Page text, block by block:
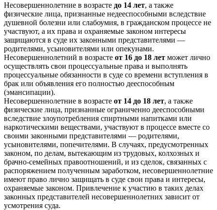
Несовершеннолетние в возрасте до 14 лет, а также
физические лица, признанные недееспособными вследствие
душевной болезни или слабоумия, в гражданском процессе не
участвуют, а их права и охраняемые законом интересы
защищаются в суде их законными представителями —
родителями, усыновителями или опекунами.
Несовершеннолетний в возрасте от 16 до 18 лет может лично
осуществлять свои процессуальные права и выполнять
процессуальные обязанности в суде со времени вступления в
брак или объявления его полностью дееспособным
(эмансипации).
Несовершеннолетние в возрасте от 14 до 18 лет, а также
физические лица, признанные ограниченно дееспособными
вследствие злоупотребления спиртными напитками или
наркотическими веществами, участвуют в процессе вместе со
своими законными представителями — родителями,
усыновителями, попечителями. В случаях, предусмотренных
законом, по делам, вытекающим из трудовых, колхозных и
брачно-семейных правоотношений, и из сделок, связанных с
распоряжением полученным заработком, несовершеннолетние
имеют право лично защищать в суде свои права и интересы,
охраняемые законом. Привлечение к участию в таких делах
законных представителей несовершеннолетних зависит от
усмотрения суда.